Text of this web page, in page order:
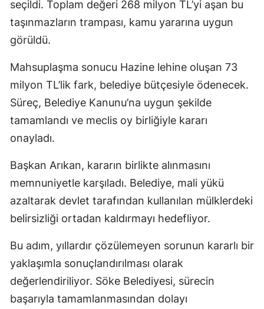
seçildi. Toplam değeri 268 milyon TL’yi aşan bu
taşınmazların trampası, kamu yararına uygun
görüldü.
Mahsuplaşma sonucu Hazine lehine oluşan 73
milyon TL’lik fark, belediye bütçesiyle ödenecek.
Süreç, Belediye Kanunu’na uygun şekilde
tamamlandı ve meclis oy birliğiyle kararı
onayladı.
Başkan Arıkan, kararın birlikte alınmasını
memnuniyetle karşıladı. Belediye, mali yükü
azaltarak devlet tarafından kullanılan mülklerdeki
belirsizliği ortadan kaldırmayı hedefliyor.
Bu adım, yıllardır çözülemeyen sorunun kararlı bir
yaklaşımla sonuçlandırılması olarak
değerlendiriliyor. Söke Belediyesi, sürecin
başarıyla tamamlanmasından dolayı